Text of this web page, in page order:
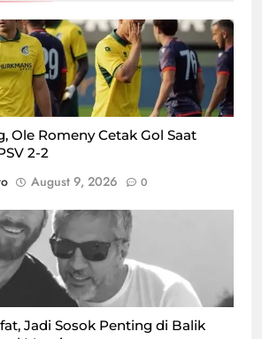
Ole Romeny Cetak Gol Saat
2-2
August 9, 2026 0
Jorge Messi meninggal dunia setelah
karena masalah kesehatan
: Dok. Instagram @leomessi
Jadi Sosok Penting di Balik